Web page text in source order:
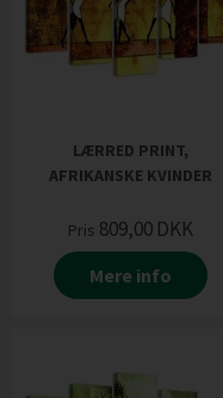
LÆRRED PRINT,
AFRIKANSKE KVINDER
Pris 809,00 DKK
Mere info